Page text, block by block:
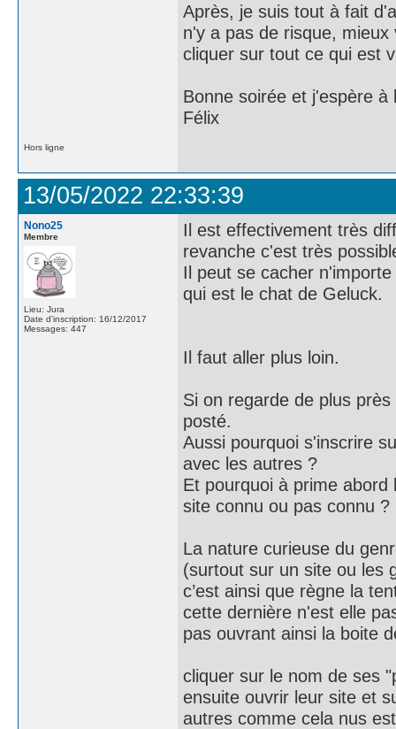
Après, je suis tout à fait
n'y a pas de risque,
cliquer sur tout ce qui est
Bonne soirée et j'espère à
Félix
Hors ligne
13/05/2022 22:33:39
Nono25
Membre
Lieu: Jura
Date d'inscription: 16/12/2017
Messages: 447
Il est effectivement très
revanche c'est très
Il peut se cacher
qui est le chat de Geluck.
Il faut aller plus loin.
Si on regarde de plus
posté.
Aussi pourquoi s'inscrire
avec les autres ?
Et pourquoi à prime
site connu ou pas connu ?
La nature curieuse du
(surtout sur un site ou les
c’est ainsi que règne la
cette dernière n'est elle
pas ouvrant ainsi la boite
cliquer sur le nom de ses
ensuite ouvrir leur site et
autres comme cela nus